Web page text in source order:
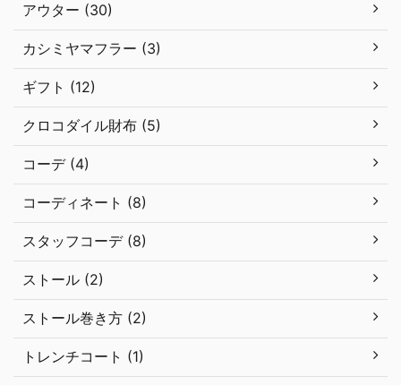
アウター (30)
カシミヤマフラー (3)
ギフト (12)
クロコダイル財布 (5)
コーデ (4)
コーディネート (8)
スタッフコーデ (8)
ストール (2)
ストール巻き方 (2)
トレンチコート (1)